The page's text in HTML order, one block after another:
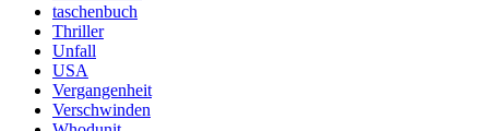
taschenbuch
Thriller
Unfall
USA
Vergangenheit
Verschwinden